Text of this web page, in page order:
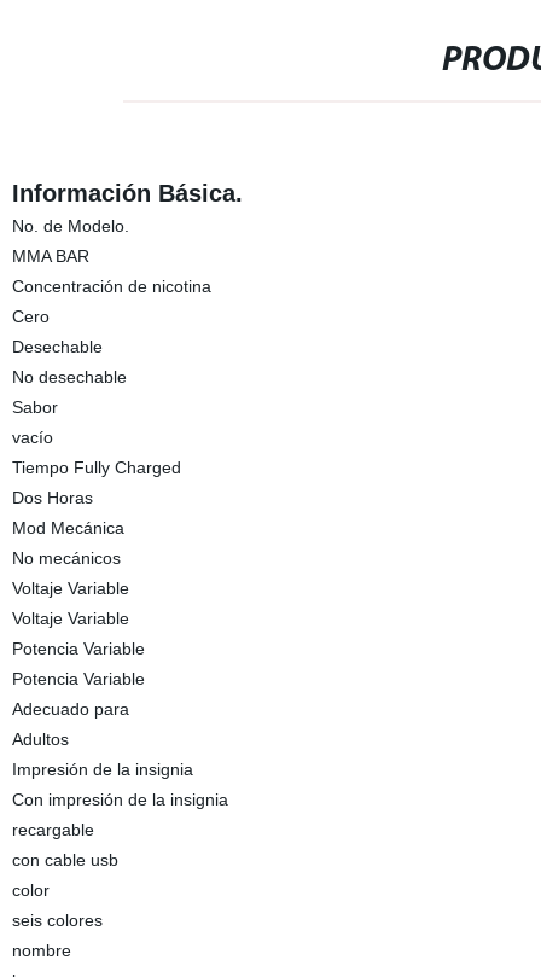
Información Básica.
No. de Modelo.
MMA BAR
Concentración de nicotina
Cero
Desechable
No desechable
Sabor
vacío
Tiempo Fully Charged
Dos Horas
Mod Mecánica
No mecánicos
Voltaje Variable
Voltaje Variable
Potencia Variable
Potencia Variable
Adecuado para
Adultos
Impresión de la insignia
Con impresión de la insignia
recargable
con cable usb
color
seis colores
nombre